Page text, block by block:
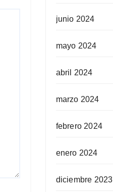
junio 2024
mayo 2024
abril 2024
marzo 2024
febrero 2024
enero 2024
diciembre 2023